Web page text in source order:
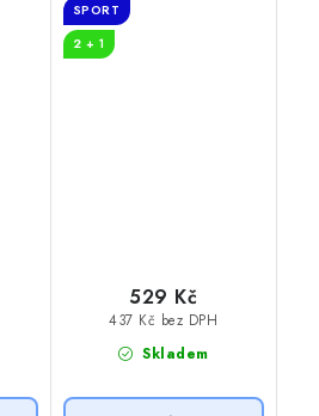
SPORT
2 + 1
Skladem
437 Kč bez DPH
529 Kč